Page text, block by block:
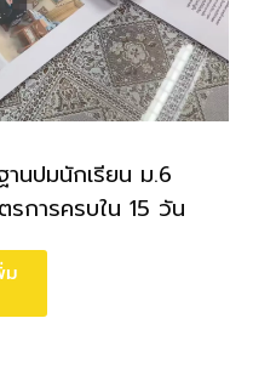
นปมนักเรียน ม.6
การครบใน 15 วัน
ม